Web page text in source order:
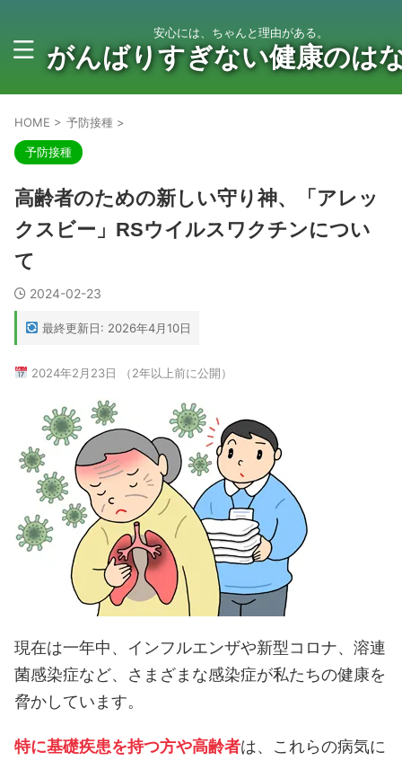
安心には、ちゃんと理由がある。
がんばりすぎない健康のは
HOME > 予防接種 >
予防接種
高齢者のための新しい守り神、「アレッ
クスビー」RSウイルスワクチンについ
て
2024-02-23
最終更新日: 2026年4月10日
2024年2月23日 （2年以上前に公開）
現在は一年中、インフルエンザや新型コロナ、溶連
菌感染症など、さまざまな感染症が私たちの健康を
脅かしています。
特に基礎疾患を持つ方や高齢者は、これらの病気に